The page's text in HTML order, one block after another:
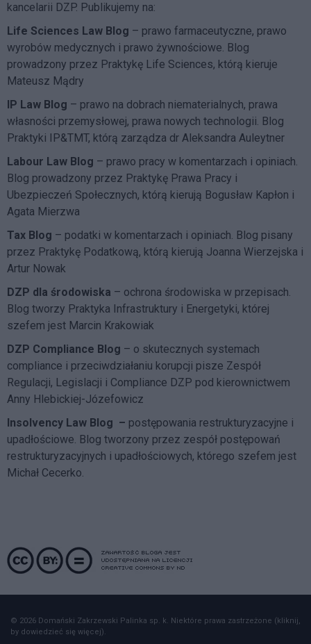
kancelarii DZP. Publikujemy na:
Life Sciences Law Blog – prawo farmaceutyczne, prawo
wyrobów medycznych i prawo żywnościowe. Blog
prowadzony przez Praktykę Life Sciences, którą kieruje
Mateusz Mądry
IP Law Blog – prawo na dobrach niematerialnych, prawa
własności przemysłowej, prawa nowych technologii. Blog
Praktyki IP&TMT, którą zarządza dr Aleksandra Auleytner
Labour Law Blog – prawo pracy w komentarzach i opiniach.
Blog prowadzony przez Praktykę Prawa Pracy i
Ubezpieczeń Społecznych, którą kierują Bogusław Kapłon i
Agata Mierzwa
Tax Blog – podatki w komentarzach i opiniach. Blog pisany
przez Praktykę Podatkową, którą kierują Joanna Wierzejska i
Artur Nowak
DZP dla środowiska – ochrona środowiska w przepisach.
Blog tworzy Praktyka Infrastruktury i Energetyki, której
szefem jest Marcin Krakowiak
DZP Compliance Blog – o skutecznych systemach
compliance i przeciwdziałaniu korupcji pisze Zespół
Regulacji, Legislacji i Compliance DZP pod kierownictwem
Anny Hlebickiej-Józefowicz
Insolvency Law Blog – postępowania restrukturyzacyjne i
upadłościowe. Blog tworzony przez zespół postępowań
restrukturyzacyjnych i upadłościowych, którego szefem jest
Michał Cecerko.
© 2026 Domański Zakrzewski Palinka sp. k. Niektóre prawa zastrzeżone (kliknij,
by dowiedzieć się więcej).